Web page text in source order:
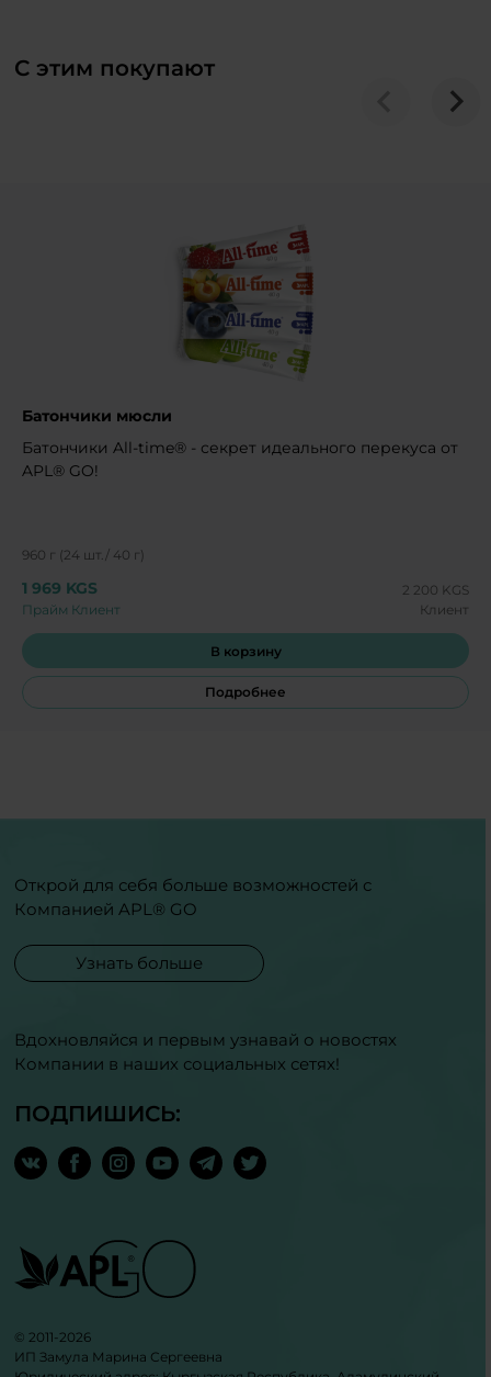
С этим покупают
Батончики мюсли
Батончики All-time® - секрет идеального перекуса от
APL® GO!
960 г (24 шт./ 40 г)
1 969 KGS
Прайм Клиент
2 200 KGS
Клиент
В корзину
Подробнее
Открой для себя больше возможностей с
Компанией APL® GO
Узнать больше
Вдохновляйся и первым узнавай о новостях
Компании в наших социальных сетях!
ПОДПИШИСЬ:
© 2011-2026
ИП Замула Марина Сергеевна